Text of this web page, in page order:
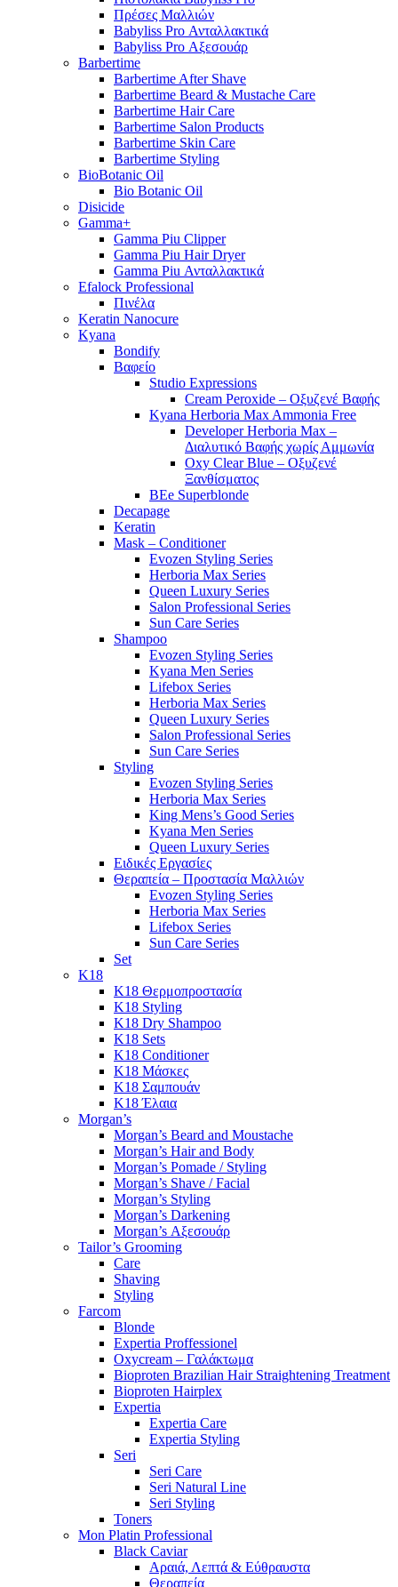
Πρέσες Μαλλιών
Babyliss Pro Ανταλλακτικά
Babyliss Pro Αξεσουάρ
Barbertime
Barbertime After Shave
Barbertime Beard & Mustache Care
Barbertime Hair Care
Barbertime Salon Products
Barbertime Skin Care
Barbertime Styling
BioBotanic Oil
Bio Botanic Oil
Disicide
Gamma+
Gamma Piu Clipper
Gamma Piu Hair Dryer
Gamma Piu Ανταλλακτικά
Efalock Professional
Πινέλα
Keratin Nanocure
Kyana
Bondify
Βαφείο
Studio Expressions
Cream Peroxide – Οξυζενέ Βαφής
Kyana Herboria Max Ammonia Free
Developer Herboria Max –
Διαλυτικό Βαφής χωρίς Αμμωνία
Oxy Clear Blue – Οξυζενέ
Ξανθίσματος
BEe Superblonde
Decapage
Keratin
Mask – Conditioner
Evozen Styling Series
Herboria Max Series
Queen Luxury Series
Salon Professional Series
Sun Care Series
Shampoo
Evozen Styling Series
Kyana Men Series
Lifebox Series
Herboria Max Series
Queen Luxury Series
Salon Professional Series
Sun Care Series
Styling
Evozen Styling Series
Herboria Max Series
King Mens’s Good Series
Kyana Men Series
Queen Luxury Series
Ειδικές Εργασίες
Θεραπεία – Προστασία Μαλλιών
Evozen Styling Series
Herboria Max Series
Lifebox Series
Sun Care Series
Set
K18
K18 Θερμοπροστασία
K18 Styling
K18 Dry Shampoo
K18 Sets
K18 Conditioner
K18 Μάσκες
K18 Σαμπουάν
K18 Έλαια
Morgan’s
Morgan’s Beard and Moustache
Morgan’s Hair and Body
Morgan’s Pomade / Styling
Morgan’s Shave / Facial
Morgan’s Styling
Morgan’s Darkening
Morgan’s Αξεσουάρ
Tailor’s Grooming
Care
Shaving
Styling
Farcom
Blonde
Expertia Proffessionel
Oxycream – Γαλάκτωμα
Bioproten Brazilian Hair Straightening Treatment
Bioproten Hairplex
Expertia
Expertia Care
Expertia Styling
Seri
Seri Care
Seri Natural Line
Seri Styling
Toners
Mon Platin Professional
Black Caviar
Αραιά, Λεπτά & Εύθραυστα
Θεραπεία